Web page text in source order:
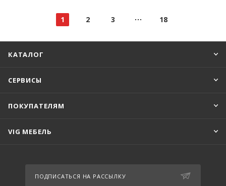
1 2 3 18
КАТАЛОГ
СЕРВИСЫ
ПОКУПАТЕЛЯМ
VIG МЕБЕЛЬ
ПОДПИСАТЬСЯ НА РАССЫЛКУ